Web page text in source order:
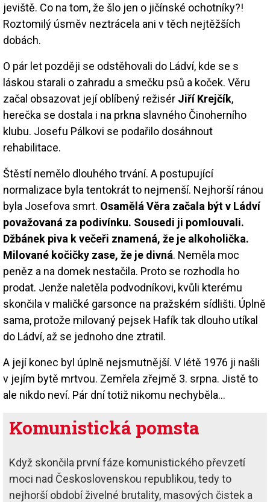
jeviště. Co na tom, že šlo jen o jičínské ochotníky?!
Roztomilý úsměv neztrácela ani v těch nejtěžších
dobách.
O pár let později se odstěhovali do Ládví, kde se s
láskou starali o zahradu a smečku psů a koček. Věru
začal obsazovat její oblíbený režisér Jiří Krejčík,
herečka se dostala i na prkna slavného Činoherního
klubu. Josefu Pálkovi se podařilo dosáhnout
rehabilitace.
Štěstí nemělo dlouhého trvání. A postupující
normalizace byla tentokrát to nejmenší. Nejhorší ránou
byla Josefova smrt. Osamělá Věra začala být v Ládví
považovaná za podivínku. Sousedi ji pomlouvali.
Džbánek piva k večeři znamená, že je alkoholička.
Milované kočičky zase, že je divná. Neměla moc
peněz a na domek nestačila. Proto se rozhodla ho
prodat. Jenže naletěla podvodníkovi, kvůli kterému
skončila v maličké garsonce na pražském sídlišti. Úplně
sama, protože milovaný pejsek Hafík tak dlouho utíkal
do Ládví, až se jednoho dne ztratil.
A její konec byl úplně nejsmutnější. V létě 1976 ji našli
v jejím bytě mrtvou. Zemřela zřejmě 3. srpna. Jistě to
ale nikdo neví. Pár dní totiž nikomu nechyběla…
Komunistická pomsta
Když skončila první fáze komunistického převzetí
moci nad Československou republikou, tedy to
nejhorší období živelné brutality, masových čistek a